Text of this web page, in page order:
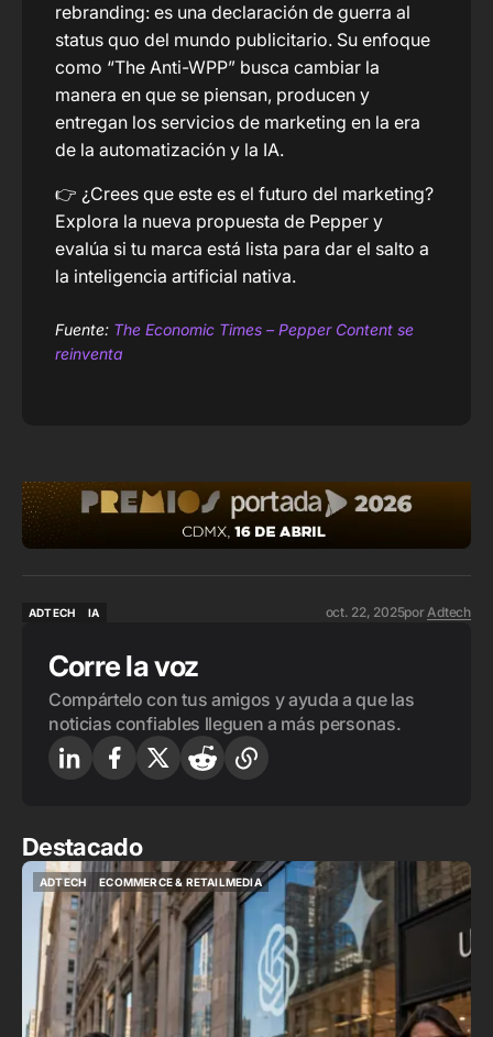
rebranding: es una declaración de guerra al
status quo del mundo publicitario. Su enfoque
como “The Anti-WPP” busca cambiar la
manera en que se piensan, producen y
entregan los servicios de marketing en la era
de la automatización y la IA.
👉 ¿Crees que este es el futuro del marketing?
Explora la nueva propuesta de Pepper y
evalúa si tu marca está lista para dar el salto a
la inteligencia artificial nativa.
Fuente: The Economic Times – Pepper Content se
reinventa
ADTECH
IA
oct. 22, 2025por Adtech
Corre la voz
Compártelo con tus amigos y ayuda a que las
noticias confiables lleguen a más personas.
Destacado
ADTECH
ADTECH
ECOMMERCE & RETAILMEDIA
ECOMMERCE & RETAILMEDIA